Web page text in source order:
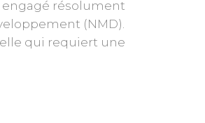
engagé résolument
(NMD).
qui requiert une